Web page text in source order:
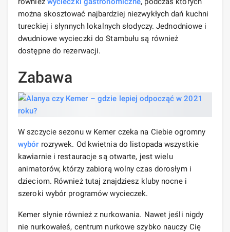
można skosztować najbardziej niezwykłych dań kuchni
tureckiej i słynnych lokalnych słodyczy. Jednodniowe i
dwudniowe wycieczki do Stambułu są również
dostępne do rezerwacji.
Zabawa
W szczycie sezonu w Kemer czeka na Ciebie ogromny
wybór rozrywek. Od kwietnia do listopada wszystkie
kawiarnie i restauracje są otwarte, jest wielu
animatorów, którzy zabiorą wolny czas dorosłym i
dzieciom. Również tutaj znajdziesz kluby nocne i
szeroki wybór programów wycieczek.
Kemer słynie również z nurkowania. Nawet jeśli nigdy
nie nurkowałeś, centrum nurkowe szybko nauczy Cię